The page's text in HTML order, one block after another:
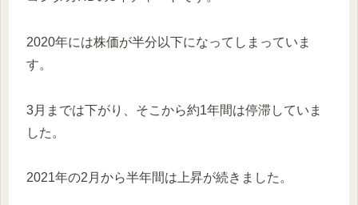
2020年には株価が半分以下になってしまっていま
す。
3月までは下がり、そこから約1年間は停滞していま
した。
2021年の2月から半年間は上昇が続きました。